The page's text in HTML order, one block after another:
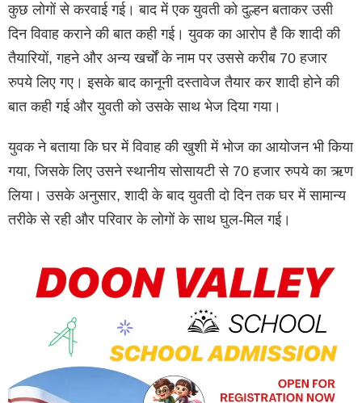
कुछ लोगों से करवाई गई। बाद में एक युवती को दुल्हन बताकर उसी
दिन विवाह कराने की बात कही गई। युवक का आरोप है कि शादी की
तैयारियों, गहने और अन्य खर्चों के नाम पर उससे करीब 70 हजार
रुपये लिए गए। इसके बाद कानूनी दस्तावेज तैयार कर शादी होने की
बात कही गई और युवती को उसके साथ भेज दिया गया।
युवक ने बताया कि घर में विवाह की खुशी में भोज का आयोजन भी किया
गया, जिसके लिए उसने स्थानीय सोसायटी से 70 हजार रुपये का ऋण
लिया। उसके अनुसार, शादी के बाद युवती दो दिन तक घर में सामान्य
तरीके से रही और परिवार के लोगों के साथ घुल-मिल गई।